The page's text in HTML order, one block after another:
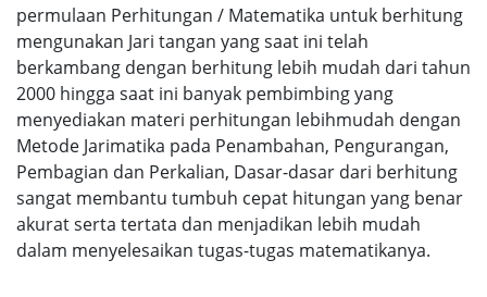
permulaan Perhitungan / Matematika untuk berhitung
mengunakan Jari tangan yang saat ini telah
berkambang dengan berhitung lebih mudah dari tahun
2000 hingga saat ini banyak pembimbing yang
menyediakan materi perhitungan lebihmudah dengan
Metode Jarimatika pada Penambahan, Pengurangan,
Pembagian dan Perkalian, Dasar-dasar dari berhitung
sangat membantu tumbuh cepat hitungan yang benar
akurat serta tertata dan menjadikan lebih mudah
dalam menyelesaikan tugas-tugas matematikanya.